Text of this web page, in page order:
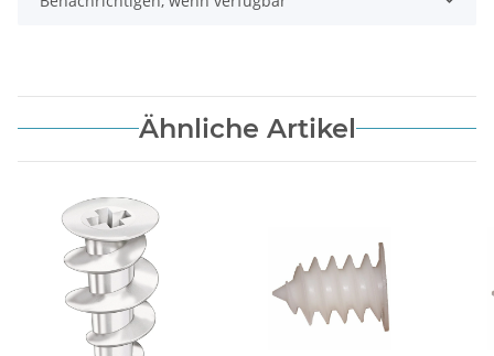
Ähnliche Artikel